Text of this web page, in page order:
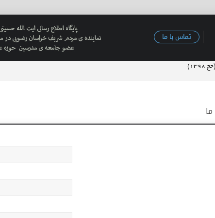
تماس با ما
آبادی (نماینده ولی فقیه در هرمزگان وامام جمعه بندرعباس)
خراسان شمالی
والمسلمین سعیدی تولیت معزز آستان حضرت فاطمه معصومه (س) وامام جمعه قم…
خوزستان در ایام سیل نوروز ۱۳۹۸
خراسانی